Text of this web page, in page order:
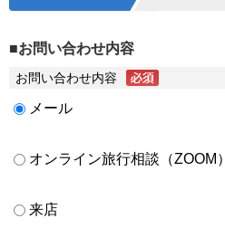
■お問い合わせ内容
お問い合わせ内容
メール
オンライン旅行相談（ZOOM）
来店